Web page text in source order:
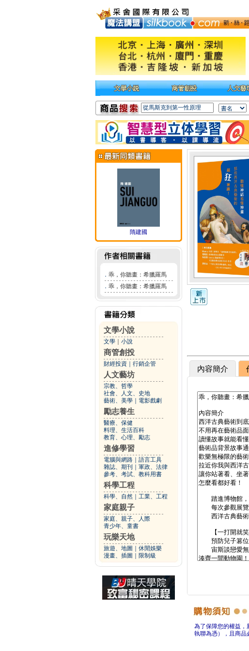
隋建國
． 乖，你聽畫：希臘羅馬
． 乖，你聽畫：希臘羅馬
文學小說
文學 小說
商管創投
財經投資 行銷企管
人文藝坊
宗教、哲學
社會、人文、史地
藝術、美學
電影戲劇
勵志養生
醫療、保健
料理、生活百科
教育、心理、勵志
進修學習
電腦與網路
語言工具
雜誌、期刊
軍政、法律
參考、考試、教科用書
科學工程
科學、自然 工業、工程
家庭親子
家庭、親子、人際
青少年、童書
玩樂天地
旅遊、地圖
休閒娛樂
漫畫、插圖
限制級
內容簡介
為了保障您的權益，
執聯為憑），且商品